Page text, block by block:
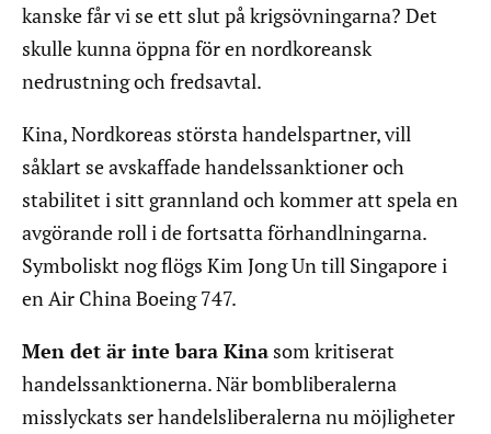
kanske får vi se ett slut på krigsövningarna? Det
skulle kunna öppna för en nordkoreansk
nedrustning och fredsavtal.
Kina, Nordkoreas största handelspartner, vill
såklart se avskaffade handelssanktioner och
stabilitet i sitt grannland och kommer att spela en
avgörande roll i de fortsatta förhandlningarna.
Symboliskt nog flögs Kim Jong Un till Singapore i
en Air China Boeing 747.
Men det är inte bara Kina som kritiserat
handelssanktionerna. När bombliberalerna
misslyckats ser handelsliberalerna nu möjligheter